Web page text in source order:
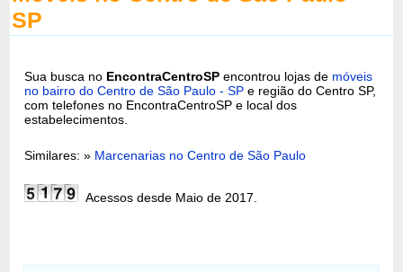
SP
Sua busca no EncontraCentroSP encontrou lojas de móveis
no bairro do Centro de São Paulo - SP e região do Centro SP,
com telefones no EncontraCentroSP e local dos
estabelecimentos.
Similares: » Marcenarias no Centro de São Paulo
Acessos desde Maio de 2017.